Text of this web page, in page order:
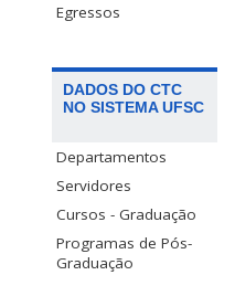
Egressos
DADOS DO CTC
NO SISTEMA UFSC
Departamentos
Servidores
Cursos - Graduação
Programas de Pós-
Graduação